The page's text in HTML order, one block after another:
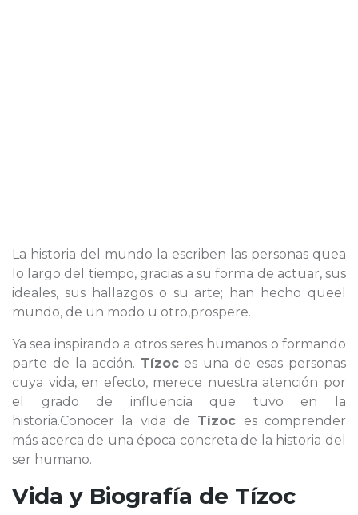
La historia del mundo la escriben las personas quea
lo largo del tiempo, gracias a su forma de actuar, sus
ideales, sus hallazgos o su arte; han hecho queel
mundo, de un modo u otro,prospere.
Ya sea inspirando a otros seres humanos o formando
parte de la acción. Tízoces una de esas personas
cuya vida, en efecto, merece nuestra atención por
el grado de influencia que tuvo en la
historia.Conocer la vida de Tízoc es comprender
más acerca de una época concreta de la historia del
ser humano.
Vida y Biografía de Tízoc